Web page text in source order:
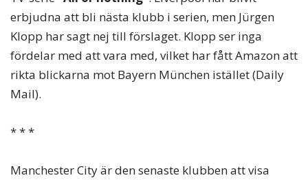
erbjudna att bli nästa klubb i serien, men Jürgen
Klopp har sagt nej till förslaget. Klopp ser inga
fördelar med att vara med, vilket har fått Amazon att
rikta blickarna mot Bayern München istället (Daily
Mail).
* * *
Manchester City är den senaste klubben att visa